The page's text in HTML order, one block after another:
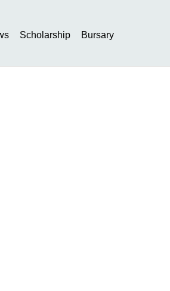
Scholarship Bursary